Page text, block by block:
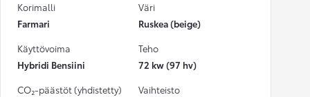
Korimalli
Farmari
Väri
Ruskea (beige)
Käyttövoima
Hybridi Bensiini
Teho
72 kw (97 hv)
CO₂-päästöt (yhdistetty)
Vaihteisto